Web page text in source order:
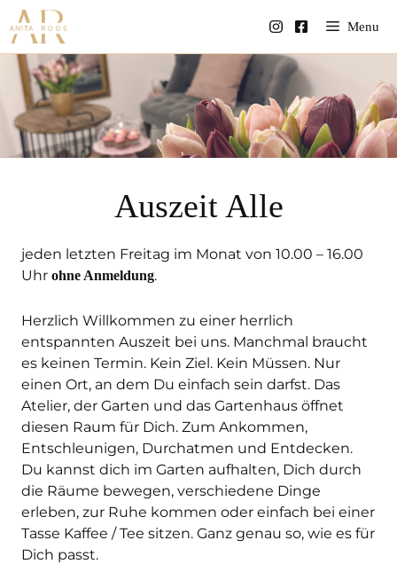
Skip
to
content
Menu
Auszeit Alle
jeden letzten Freitag im Monat von 10.00 – 16.00
Uhr ohne Anmeldung.
Herzlich Willkommen zu einer herrlich
entspannten Auszeit bei uns. Manchmal braucht
es keinen Termin. Kein Ziel. Kein Müssen. Nur
einen Ort, an dem Du einfach sein darfst. Das
Atelier, der Garten und das Gartenhaus öffnet
diesen Raum für Dich. Zum Ankommen,
Entschleunigen, Durchatmen und Entdecken.
Du kannst dich im Garten aufhalten, Dich durch
die Räume bewegen, verschiedene Dinge
erleben, zur Ruhe kommen oder einfach bei einer
Tasse Kaffee / Tee sitzen. Ganz genau so, wie es für
Dich passt.